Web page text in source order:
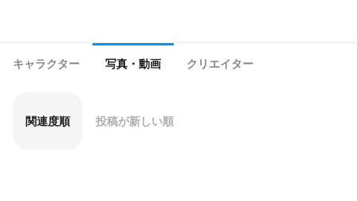
キャラクター 写真・動画 クリエイター
関連度順 投稿が新しい順